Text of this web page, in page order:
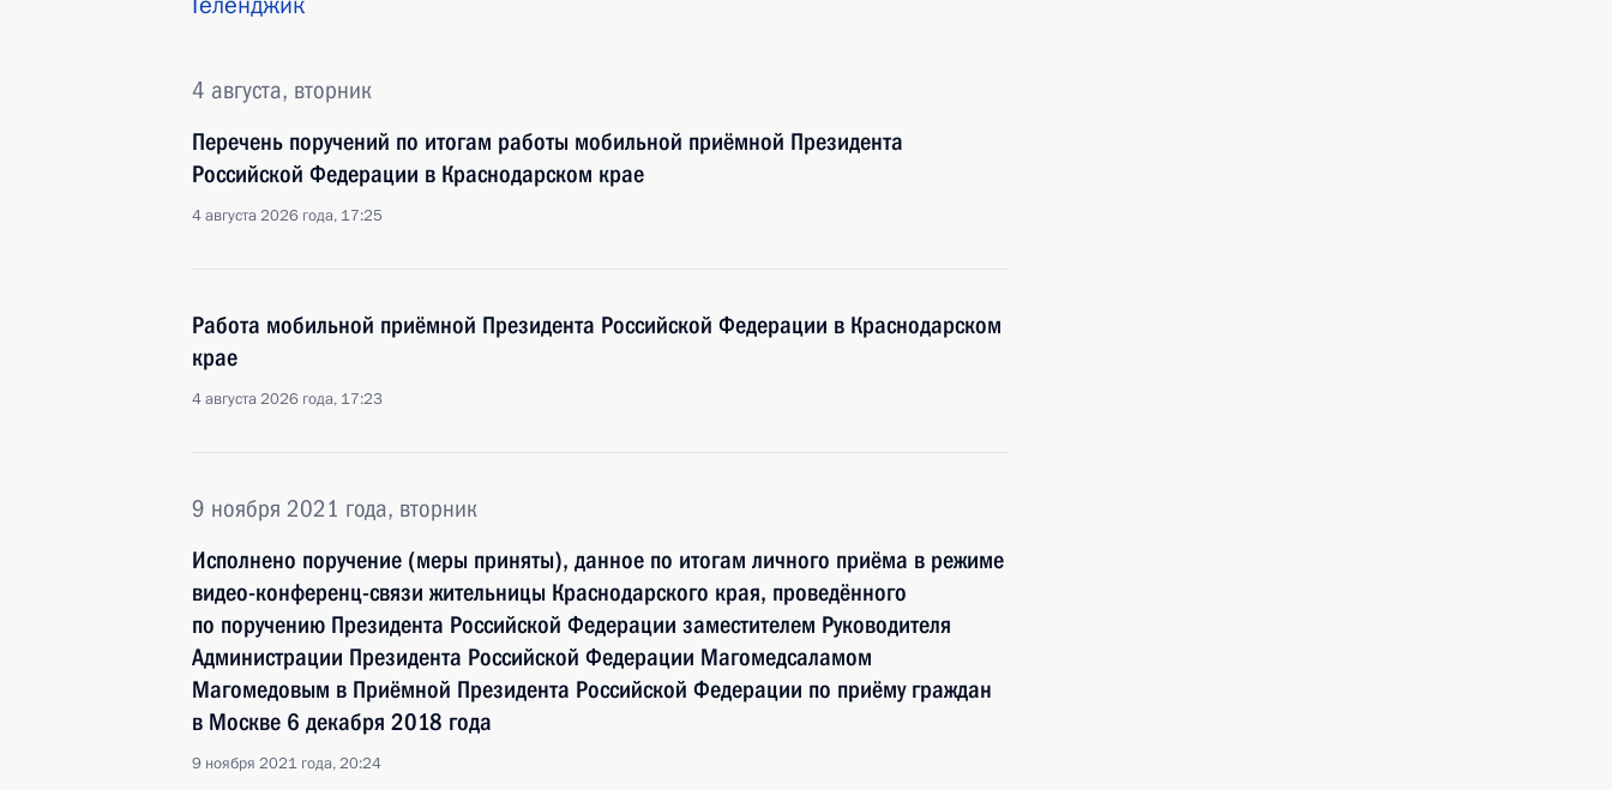
4 августа, вторник
Перечень поручений по итогам работы мобильной приёмной Президента
Российской Федерации в Краснодарском крае
4 августа 2026 года, 17:25
Работа мобильной приёмной Президента Российской Федерации в Краснодарском
крае
4 августа 2026 года, 17:23
9 ноября 2021 года, вторник
Исполнено поручение (меры приняты), данное по итогам личного приёма в режиме
видео-конференц-связи жительницы Краснодарского края, проведённого
по поручению Президента Российской Федерации заместителем Руководителя
Администрации Президента Российской Федерации Магомедсаламом
Магомедовым в Приёмной Президента Российской Федерации по приёму граждан
в Москве 6 декабря 2018 года
9 ноября 2021 года, 20:24